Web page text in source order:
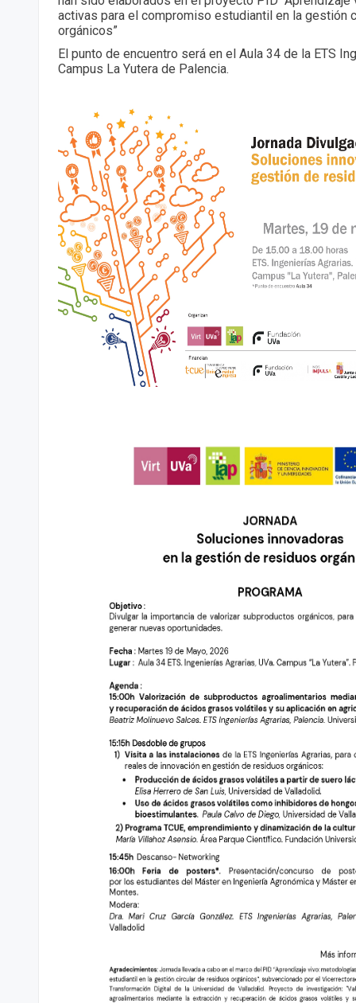
activas para el compromiso estudiantil en la gestión
orgánicos”
El punto de encuentro será en el Aula 34 de la ETS
Campus La Yutera de Palencia.